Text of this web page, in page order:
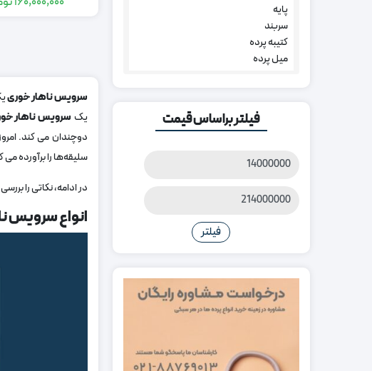
سرویس ناهار خوری
یک سرویس ناهار
دوچندان می ‌کند.
سلیقه‌ها را برآورده می
در ادامه، نکاتی را
انواع سرویس
پایه
سربند
کتیبه پرده
میل پرده
فیلتر براساس قیمت
فیلتر